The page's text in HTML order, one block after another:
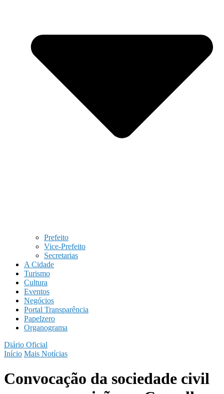
Prefeito
Vice-Prefeito
Secretarias
A Cidade
Turismo
Cultura
Eventos
Negócios
Portal Transparência
Papelzero
Organograma
Diário Oficial
Início Mais Notícias
Convocação da sociedade civil